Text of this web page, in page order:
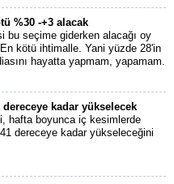
%30 -+3 alacak
bu seçime giderken alacağı oy
kötü ihtimalle. Yani yüzde 28'in
hayatta yapmam, yapamam.
dereceye kadar yükselecek
hafta boyunca iç kesimlerde
41 dereceye kadar yükseleceğini